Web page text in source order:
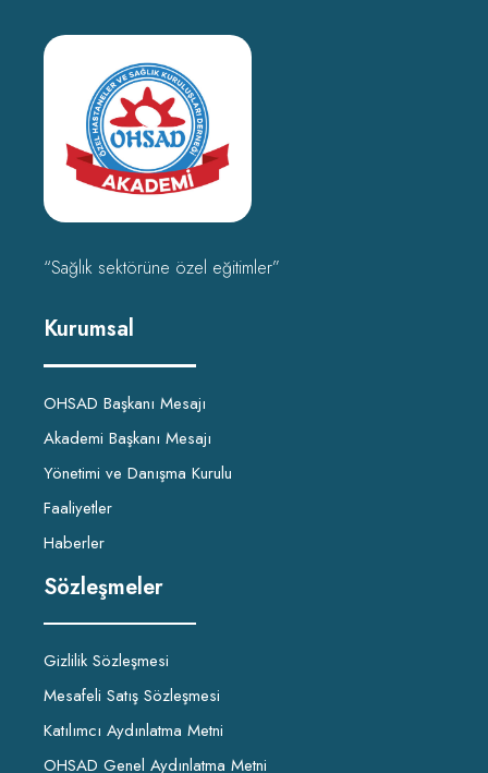
“Sağlık sektörüne özel eğitimler”
Kurumsal
OHSAD Başkanı Mesajı
Akademi Başkanı Mesajı
Yönetimi ve Danışma Kurulu
Faaliyetler
Haberler
Sözleşmeler
Gizlilik Sözleşmesi
Mesafeli Satış Sözleşmesi
Katılımcı Aydınlatma Metni
OHSAD Genel Aydınlatma Metni